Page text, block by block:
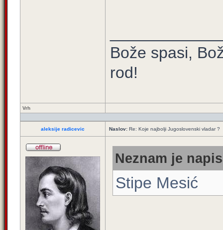
Bože spasi,
rod!
Vrh
aleksije radicevic Naslov: Re: Koje najbolji Jugoslovenski vladar ?
Neznam je
Stipe Mesić